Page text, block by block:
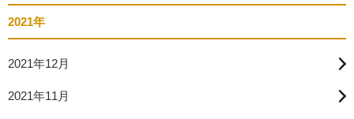
2021年
2021年12月
2021年11月